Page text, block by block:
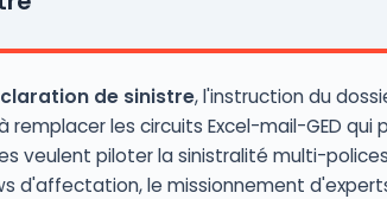
de sinistre, l'instruction du
remplacer les circuits Excel-mail-GED
veulent piloter la sinistralité multi-
d'affectation, le missionnement